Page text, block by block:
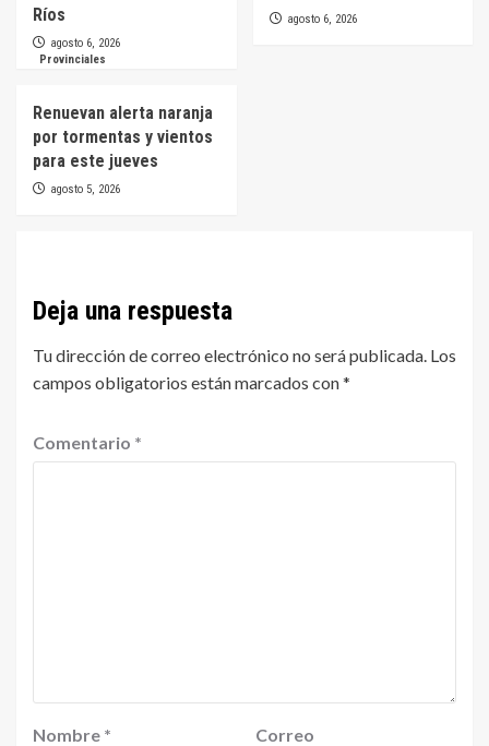
Ríos
agosto 6, 2026
agosto 6, 2026
Provinciales
Renuevan alerta naranja
por tormentas y vientos
para este jueves
agosto 5, 2026
Deja una respuesta
Tu dirección de correo electrónico no será publicada. Los
campos obligatorios están marcados con*
Comentario *
Nombre *
Correo